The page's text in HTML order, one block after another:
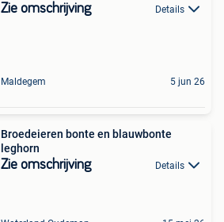
Zie omschrijving Details
Maldegem 5 jun 26
Broedeieren bonte en blauwbonte
leghorn
Zie omschrijving Details